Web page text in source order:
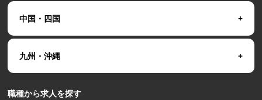
中国・四国
九州・沖縄
職種から求人を探す